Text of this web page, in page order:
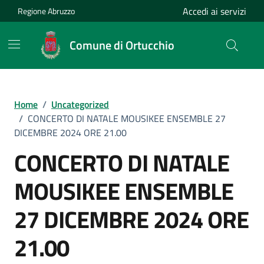
Vai ai contenuti
Vai al footer
Regione Abruzzo Accedi ai servizi
Comune di Ortucchio
Home / Uncategorized
/ CONCERTO DI NATALE MOUSIKEE ENSEMBLE 27
DICEMBRE 2024 ORE 21.00
CONCERTO DI NATALE
MOUSIKEE ENSEMBLE
27 DICEMBRE 2024 ORE
21.00